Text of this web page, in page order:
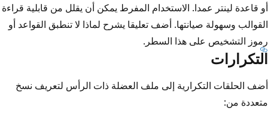
أو قاعدة لينتر عمدا. الاستخدام المفرط يمكن أن يقلل من قابلية قراءة
القوالب وسهولة صيانتها. أضف تعليقا يشرح لماذا لا تنطبق القواعد أو
رموز التشخيص على هذا السطر.
التكرارات
أضف الحلقات التكرارية إلى ملف العضلة ذات الرأس لتعريف نسخ
متعددة من: